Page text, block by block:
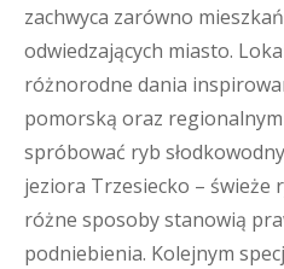
zachwyca zarówno
odwiedzających miasto.
różnorodne dania
pomorską oraz
spróbować ryb
jeziora Trzesiecko – świeże
różne sposoby stanowią
podniebienia. Kolejnym